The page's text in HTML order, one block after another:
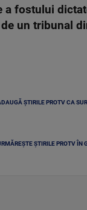
a fostului
un tribunal
ȘTIRILE PROTV CA
ȘTIRILE PROTV ÎN